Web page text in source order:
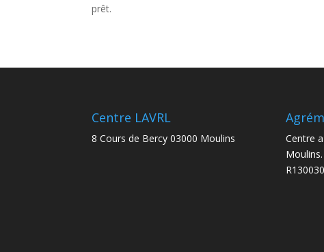
prêt.
Centre LAVRL
8 Cours de Bercy 03000 Moulins
Centre